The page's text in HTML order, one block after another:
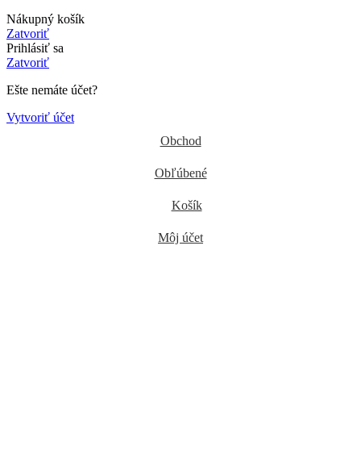
Nákupný košík
Zatvoriť
Prihlásiť sa
Zatvoriť
Ešte nemáte účet?
Vytvoriť účet
Obchod
Obľúbené
Košík
Môj účet